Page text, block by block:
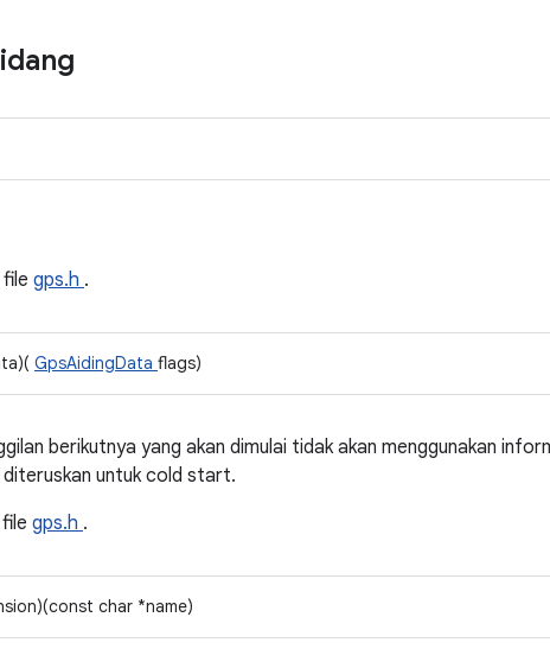
gps.h .
GpsAidingData flags)
berikutnya yang akan dimulai tidak akan menggunakan
diteruskan untuk cold start.
gps.h .
char *name)